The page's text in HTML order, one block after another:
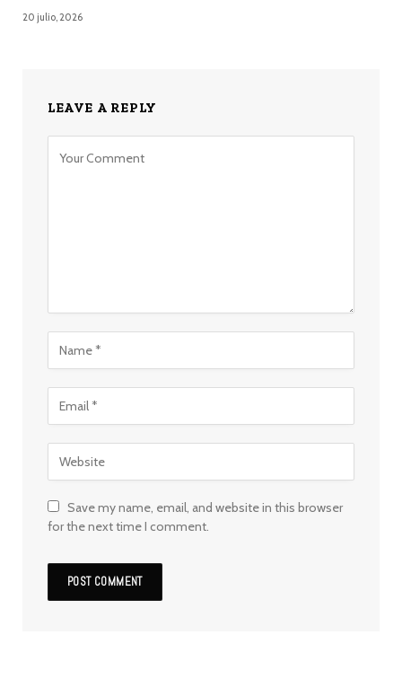
20 julio, 2026
LEAVE A REPLY
Save my name, email, and website in this browser
for the next time I comment.